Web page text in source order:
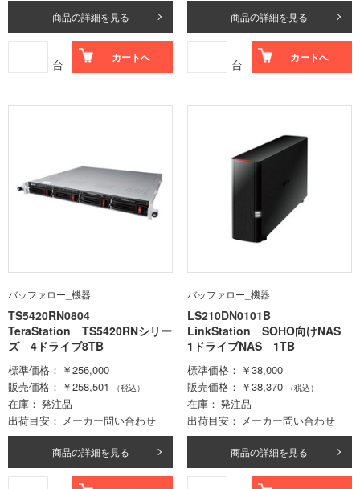
商品の詳細を見る
台 カートへ
商品の詳細を見る
台 カートへ
バッファロー_機器
TS5420RN0804
TeraStation TS5420RNシリー
ズ 4ドライブ8TB
標準価格
￥256,000
販売価格
￥258,501 （税込）
在庫
発注品
出荷目安
メーカー問い合わせ
商品の詳細を見る
バッファロー_機器
LS210DN0101B
LinkStation SOHO向けNAS
1ドライブNAS 1TB
標準価格
￥38,000
販売価格
￥38,370 （税込）
在庫
発注品
出荷目安
メーカー問い合わせ
商品の詳細を見る